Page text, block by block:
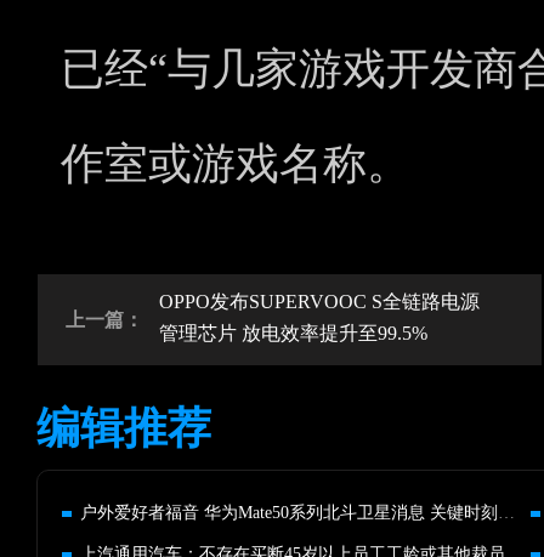
已经“与几家游戏开发商
作室或游戏名称。
上一篇：
OPPO发布SUPERVOOC S全链路电源
管理芯片 放电效率提升至99.5%
编辑推荐
户外爱好者福音 华为Mate50系列北斗卫星消息 关键时刻真能救命